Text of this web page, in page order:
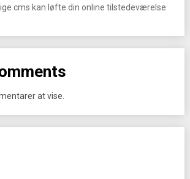
cms kan løfte din online tilstedeværelse
at vise.